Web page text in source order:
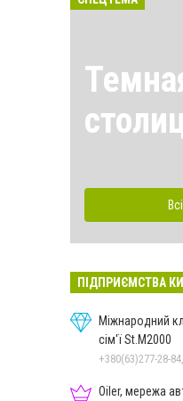
ПІДПРИЄМСТВА
Міжнародний
сім'ї St.М2000
+380(63)277-28-
Oiler, мережа